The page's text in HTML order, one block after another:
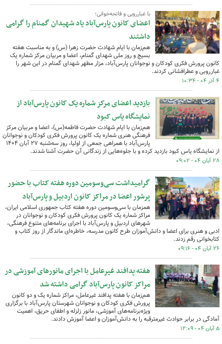
با غبارروبی و فاتحه‌خوانی؛
اعضای کانون پارس‌آباد یاد شهیدان گمنام را گرامی
داشتند
هم‌زمان با ایام شهادت حضرت زهرا (س) و به مناسبت هفته
بسیج و روز ملی شهدای گمنام، اعضا و مربیان مرکز شماره یک
کانون پرورش فکری کودکان و نوجوانان پارس‌آباد، مزار مطهر شهدای گمنام در این شهر را
غبارروبی و عطرافشانی کردند.
۴ آذر ۰۴ - ۱۰:۳۴
بازدید اعضای مرکز شماره یک کانون پارس‌آباد از
نمایشگاه یاس کبود
هم‌زمان با ایام شهادت حضرت فاطمه(س)، اعضا و مربیان مرکز
فرهنگی هنری شماره یک کانون پرورش فکری کودکان و نوجوانان
پارس‌آباد با همراهی جمعی از اولیا، روز سه‌شنبه ۲۷ آبان ۱۴۰۴
از نمایشگاه یاس کبود بازدید کرده و با جلوه‌هایی از زندگانی آن حضرت آشنا شدند.
۲۸ آبان ۰۴ - ۰۹:۰۲
گرامیداشت سی‌وسومین دوره هفته کتاب با حضور
پرشور اعضا در مراکز کانون اردبیل و پارس‌آباد
همزمان با سی‌وسومین دوره هفته کتاب جمهوری اسلامی ایران،
مراکز شماره یک کانون پرورش فکری کودکان و نوجوانان در
شهرهای اردبیل و پارس‌آباد با اجرای برنامه‌های متنوع فرهنگی،
ادبی و هنری برای اعضا و دانش‌آموزان طرح کانون مدرسه، خاطره‌ای ماندگار از روز کتاب و
کتابخوانی رقم زدند.
۲۶ آبان ۰۴ - ۰۹:۱۶
هفته پدافند غیرعامل با اجرای مانورهای آموزشی در
مراکز کانون پارس‌آباد گرامی داشته شد
هم‌زمان با هفته پدافند غیرعامل، مراکز شماره یک و دو کانون
پرورش فکری کودکان و نوجوانان شهرستان پارس‌آباد با برگزاری
ویژه‌برنامه‌های آموزشی، مانور زلزله و اطفای حریق، اهمیت
آمادگی در برابر حوادث غیرمترقبه را به دانش‌آموزان و اعضا آموزش دادند.
۵ آبان ۰۴ - ۱۲:۰۹